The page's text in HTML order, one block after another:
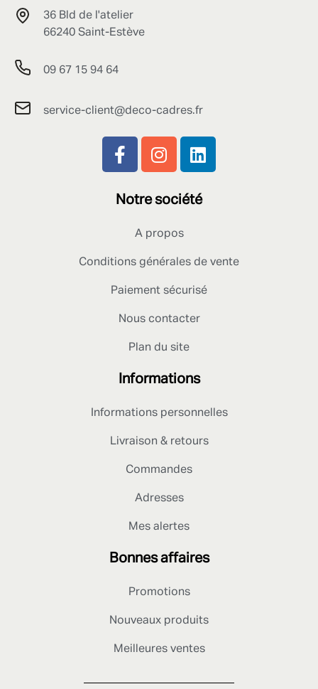
36 Bld de l'atelier
66240 Saint-Estève
09 67 15 94 64
service-client@deco-cadres.fr
Notre société
A propos
Conditions générales de vente
Paiement sécurisé
Nous contacter
Plan du site
Informations
Informations personnelles
Livraison & retours
Commandes
Adresses
Mes alertes
Bonnes affaires
Promotions
Nouveaux produits
Meilleures ventes